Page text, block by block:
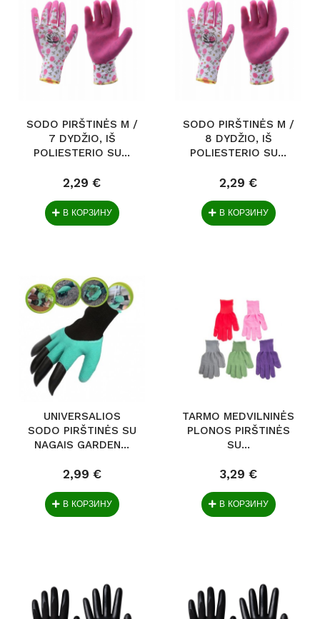
SODO PIRŠTINĖS M /
7 DYDŽIO, IŠ
POLIESTERIO SU...
2,29 €
В КОРЗИНУ
SODO PIRŠTINĖS M /
8 DYDŽIO, IŠ
POLIESTERIO SU...
2,29 €
В КОРЗИНУ
UNIVERSALIOS
SODO PIRŠTINĖS SU
NAGAIS GARDEN...
2,99 €
В КОРЗИНУ
TARMO MEDVILNINĖS
PLONOS PIRŠTINĖS
SU...
3,29 €
В КОРЗИНУ